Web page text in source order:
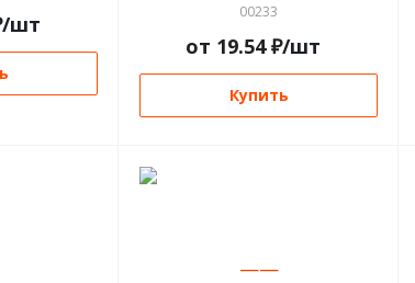
/шт 00233
от 19.54₽/шт
Купить
——